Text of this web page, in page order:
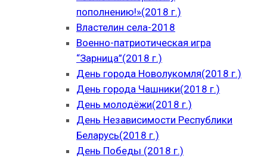
пополнению!»(2018 г.)
Властелин села-2018
Военно-патриотическая игра
“Зарница”(2018 г.)
День города Новолукомля(2018 г.)
День города Чашники(2018 г.)
День молодёжи(2018 г.)
День Независимости Республики
Беларусь(2018 г.)
День Победы (2018 г.)